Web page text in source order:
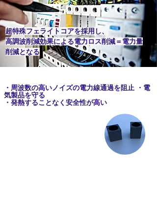
超特殊フェライトコアを採用し、
高調波削減効果による電力ロス削減＝電力量
削減となる
・周波数の高いノイズの電力線通過を阻止 ・電
気製品を守る
・発熱することなく安全性が高い